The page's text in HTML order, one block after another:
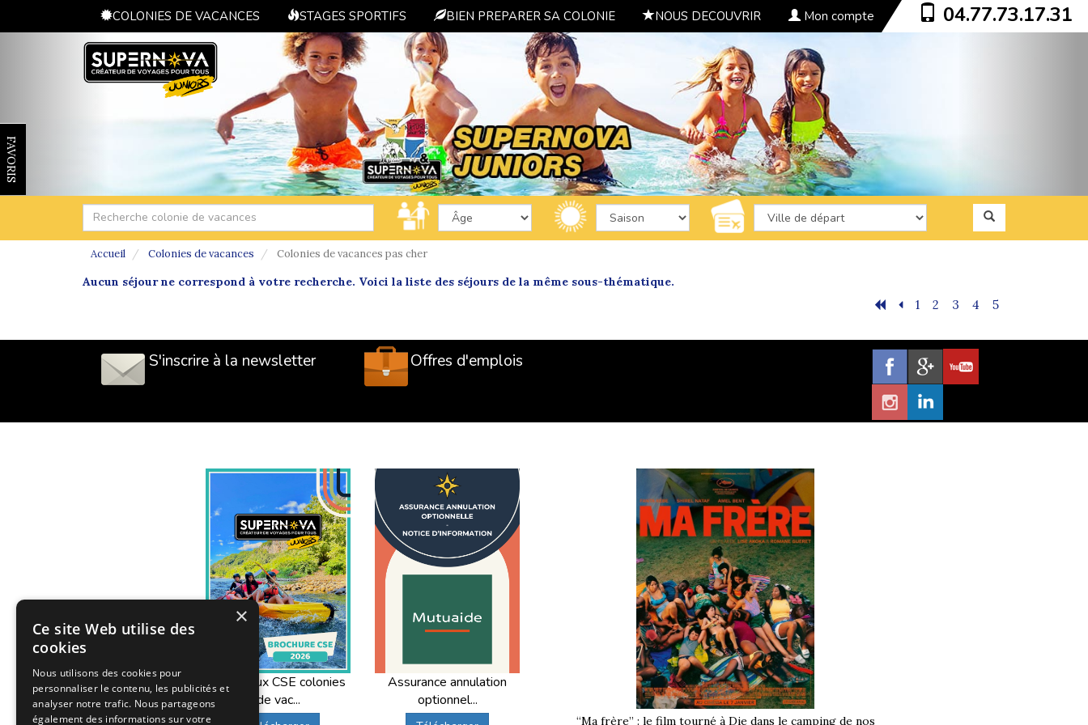
COLONIES DE VACANCES STAGES SPORTIFS BIEN PREPARER SA COLONIE NOUS DECOUVRIR Mon compte 04.77.73.17.31
FAVORIS
Accueil Colonies de vacances Colonies de vacances pas cher
Aucun séjour ne correspond à votre recherche. Voici la liste des séjours de la même sous-thématique.
1 2 3 4 5
S'inscrire à la newsletter Offres d'emplois
Offres aux CSE colonies
de vac...
Assurance annulation
optionnel...
“Ma frère” : le film tourné à Die dans le camping de nos
×
Ce site Web utilise des
cookies
Nous utilisons des cookies pour
personnaliser le contenu, les publicités et
analyser notre trafic. Nous partageons
également des informations sur votre